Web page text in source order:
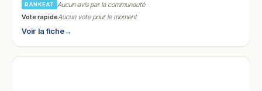
RANKEAT
Aucun avis par la communauté
Vote rapideAucun vote pour le moment
Voir la fiche→